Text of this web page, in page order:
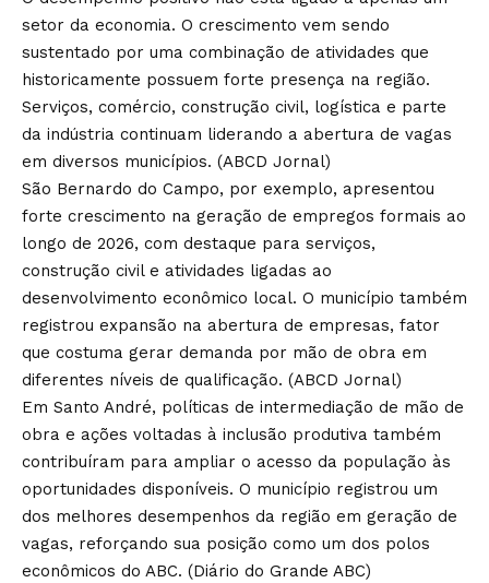
setor da economia. O crescimento vem sendo
sustentado por uma combinação de atividades que
historicamente possuem forte presença na região.
Serviços, comércio, construção civil, logística e parte
da indústria continuam liderando a abertura de vagas
em diversos municípios. (ABCD Jornal)
São Bernardo do Campo, por exemplo, apresentou
forte crescimento na geração de empregos formais ao
longo de 2026, com destaque para serviços,
construção civil e atividades ligadas ao
desenvolvimento econômico local. O município também
registrou expansão na abertura de empresas, fator
que costuma gerar demanda por mão de obra em
diferentes níveis de qualificação. (ABCD Jornal)
Em Santo André, políticas de intermediação de mão de
obra e ações voltadas à inclusão produtiva também
contribuíram para ampliar o acesso da população às
oportunidades disponíveis. O município registrou um
dos melhores desempenhos da região em geração de
vagas, reforçando sua posição como um dos polos
econômicos do ABC. (Diário do Grande ABC)